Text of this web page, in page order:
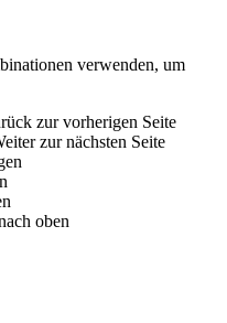
verwenden, um
zur vorherigen Seite
zur nächsten Seite
oben